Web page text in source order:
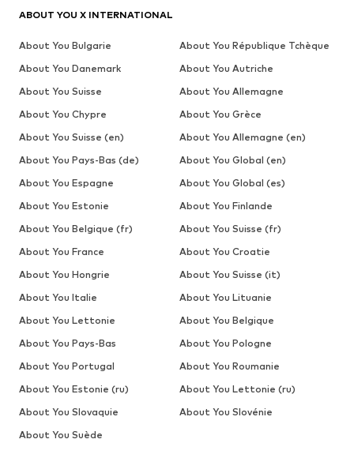
ABOUT YOU X INTERNATIONAL
About You Bulgarie
About You République Tchèque
About You Danemark
About You Autriche
About You Suisse
About You Allemagne
About You Chypre
About You Grèce
About You Suisse (en)
About You Allemagne (en)
About You Pays-Bas (de)
About You Global (en)
About You Espagne
About You Global (es)
About You Estonie
About You Finlande
About You Belgique (fr)
About You Suisse (fr)
About You France
About You Croatie
About You Hongrie
About You Suisse (it)
About You Italie
About You Lituanie
About You Lettonie
About You Belgique
About You Pays-Bas
About You Pologne
About You Portugal
About You Roumanie
About You Estonie (ru)
About You Lettonie (ru)
About You Slovaquie
About You Slovénie
About You Suède